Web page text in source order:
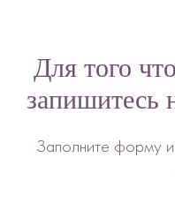
Для того
запишитесь
Заполните форму